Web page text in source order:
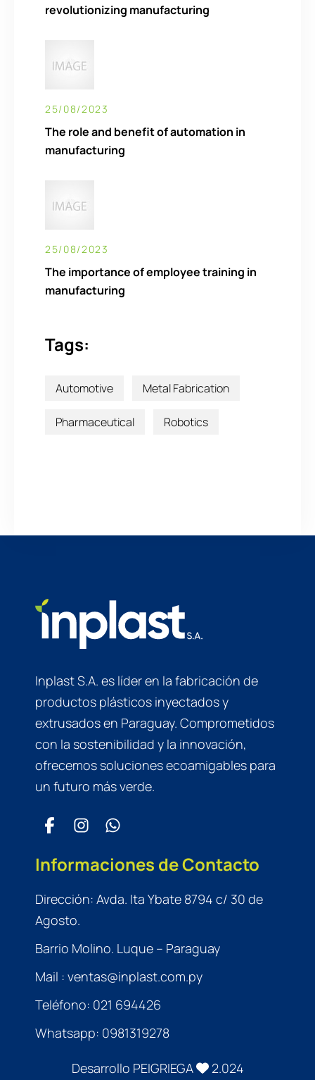
revolutionizing manufacturing
25/08/2023
The role and benefit of automation in
manufacturing
25/08/2023
The importance of employee training in
manufacturing
Tags:
Automotive Metal Fabrication
Pharmaceutical Robotics
Inplast S.A. es líder en la fabricación de
productos plásticos inyectados y
extrusados en Paraguay. Comprometidos
con la sostenibilidad y la innovación,
ofrecemos soluciones ecoamigables para
un futuro más verde.
Informaciones de Contacto
Dirección: Avda. Ita Ybate 8794 c/ 30 de
Agosto.
Barrio Molino. Luque – Paraguay
Mail : ventas@inplast.com.py
Teléfono: 021 694426
Whatsapp: 0981319278
Desarrollo PEIGRIEGA 2.024